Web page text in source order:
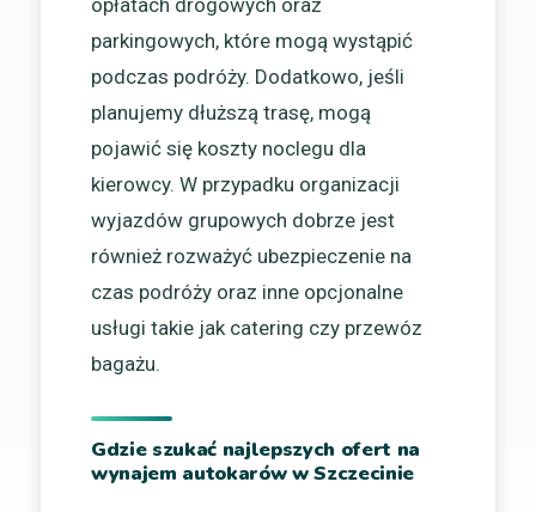
parkingowych, które mogą wystąpić
podczas podróży. Dodatkowo, jeśli
planujemy dłuższą trasę, mogą
pojawić się koszty noclegu dla
kierowcy. W przypadku organizacji
wyjazdów grupowych dobrze jest
również rozważyć ubezpieczenie na
czas podróży oraz inne opcjonalne
usługi takie jak catering czy przewóz
bagażu.
Gdzie szukać najlepszych ofert na
wynajem autokarów w Szczecinie